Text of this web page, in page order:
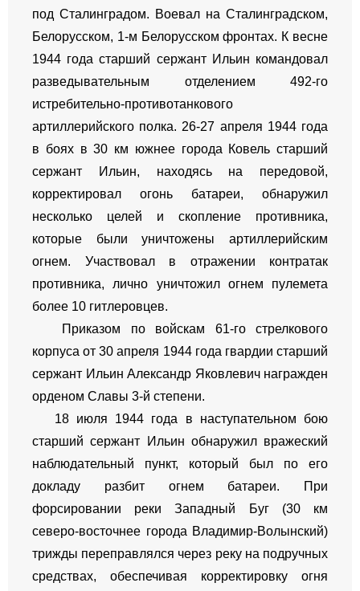
под Сталинградом. Воевал на Сталинградском,
Белорусском, 1-м Белорусском фронтах. К весне
1944 года старший сержант Ильин командовал
разведывательным отделением 492-го
истребительно-противотанкового
артиллерийского полка. 26-27 апреля 1944 года
в боях в 30 км южнее города Ковель старший
сержант Ильин, находясь на передовой,
корректировал огонь батареи, обнаружил
несколько целей и скопление противника,
которые были уничтожены артиллерийским
огнем. Участвовал в отражении контратак
противника, лично уничтожил огнем пулемета
более 10 гитлеровцев.
Приказом по войскам 61-го стрелкового
корпуса от 30 апреля 1944 года гвардии старший
сержант Ильин Александр Яковлевич награжден
орденом Славы 3-й степени.
18 июля 1944 года в наступательном бою
старший сержант Ильин обнаружил вражеский
наблюдательный пункт, который был по его
докладу разбит огнем батареи. При
форсировании реки Западный Буг (30 км
северо-восточнее города Владимир-Волынский)
трижды переправлялся через реку на подручных
средствах, обеспечивая корректировку огня